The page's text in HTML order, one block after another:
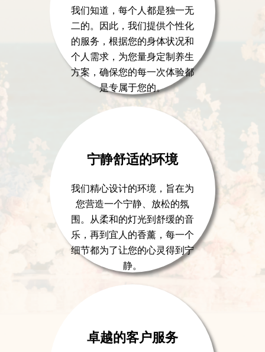
我们知道，每个人都是独一无
二的。因此，我们提供个性化
的服务，根据您的身体状况和
个人需求，为您量身定制养生
方案，确保您的每一次体验都
是专属于您的。
宁静舒适的环境
我们精心设计的环境，旨在为
您营造一个宁静、放松的氛
围。从柔和的灯光到舒缓的音
乐，再到宜人的香薰，每一个
细节都为了让您的心灵得到宁
静。
卓越的客户服务